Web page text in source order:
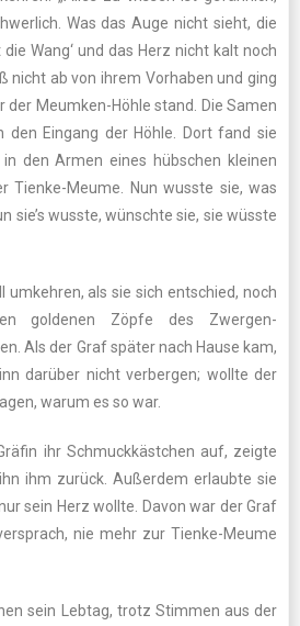
Was das Auge nicht sieht, die
Wang‘ und das Herz nicht kalt noch
nicht ab von ihrem Vorhaben und ging
der Meumken-Höhle stand. Die Samen
Eingang der Höhle. Dort fand sie
den Armen eines hübschen kleinen
Tienke-Meume. Nun wusste sie, was
sie’s wusste, wünschte sie, sie wüsste
umkehren, als sie sich entschied, noch
goldenen Zöpfe des Zwergen-
Als der Graf später nach Hause kam,
darüber nicht verbergen; wollte der
warum es so war.
ihr Schmuckkästchen auf, zeigte
ihm zurück. Außerdem erlaubte sie
sein Herz wollte. Davon war der Graf
nie mehr zur Tienke-Meume
sein Lebtag, trotz Stimmen aus der